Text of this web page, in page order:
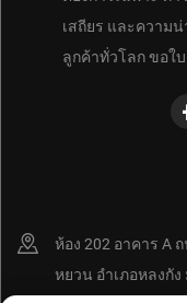
เสถียร และความน่
ลูกค้าทั่วโลก ขอใ
ห้อง 202 อาคาร A
หยวน อำเภอหลงกั